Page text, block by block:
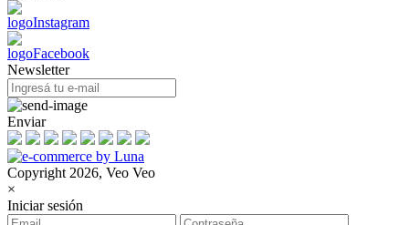
Newsletter
Enviar
Copyright 2026, Veo Veo
×
Iniciar sesión